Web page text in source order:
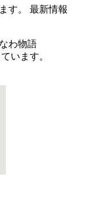
す。 最新情報
わ物語
います。